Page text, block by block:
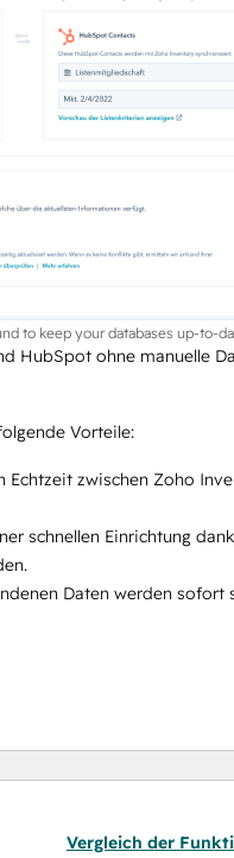
to keep your databases up-to-
HubSpot ohne manuelle
Vorteile:
Echtzeit zwischen Zoho
schnellen Einrichtung
Daten werden sofort
sondern Kundendaten.
Vergleich der